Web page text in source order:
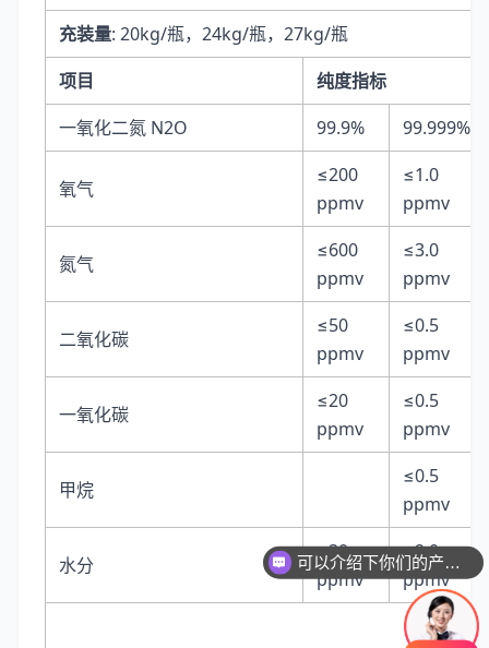
充装量: 20kg/瓶，24kg/瓶，27kg/瓶
项目
纯度指标
一氧化二氮 N2O
99.9% 99.999%
氧气
≤200
ppmv
≤1.0
ppmv
氮气
≤600
ppmv
≤3.0
ppmv
二氧化碳
≤50
ppmv
≤0.5
ppmv
一氧化碳
≤20
ppmv
≤0.5
ppmv
甲烷
≤0.5
ppmv
水分
≤30
ppmv
≤2.0
ppmv
可以介绍下你们的产品么